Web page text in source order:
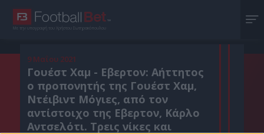
Με την υπογραφή του Χρήστου Σωτηρακόπουλου
9 Μαΐου 2021
Γουέστ Χαμ - Εβερτον: Αήττητος
ο προπονητής της Γουέστ Χαμ,
Ντέιβιντ Μόγιες, από τον
αντίστοιχο της Εβερτον, Κάρλο
Αντσελότι. Τρεις νίκες και